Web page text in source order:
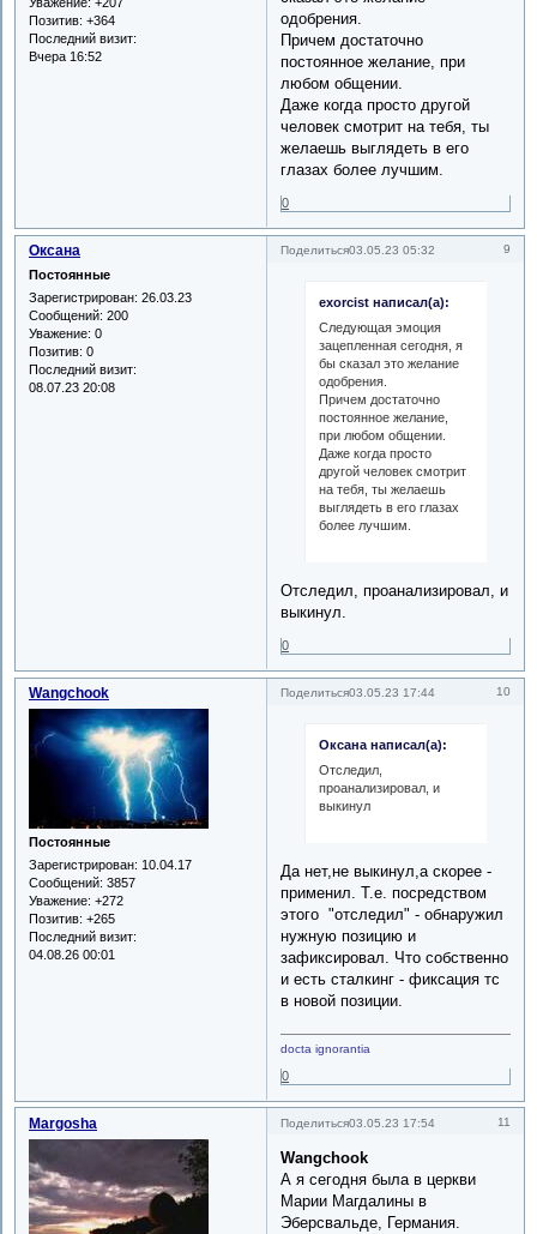
Позитив: +364
Последний визит:
Вчера 16:52
одобрения.
Причем достаточно
постоянное желание, при
любом общении.
Даже когда просто другой
человек смотрит на тебя, ты
желаешь выглядеть в его
глазах более лучшим.
0
Поделиться 9
03.05.23 05:32
Оксана
Постоянные
Зарегистрирован: 26.03.23
Сообщений: 200
Уважение: 0
Позитив: 0
Последний визит:
08.07.23 20:08
exorcist написал(а):
Следующая эмоция
зацепленная сегодня, я
бы сказал это желание
одобрения.
Причем достаточно
постоянное желание,
при любом общении.
Даже когда просто
другой человек смотрит
на тебя, ты желаешь
выглядеть в его глазах
более лучшим.
Отследил, проанализировал, и
выкинул.
0
Поделиться 10
03.05.23 17:44
Wangchook
Постоянные
Зарегистрирован: 10.04.17
Сообщений: 3857
Уважение: +272
Позитив: +265
Последний визит:
04.08.26 00:01
Оксана написал(а):
Отследил,
проанализировал, и
выкинул
Да нет,не выкинул,а скорее -
применил. Т.е. посредством
этого "отследил" - обнаружил
нужную позицию и
зафиксировал. Что собственно
и есть сталкинг - фиксация тс
в новой позиции.
docta ignorantia
0
Поделиться 11
03.05.23 17:54
Margosha
Wangchook
А я сегодня была в церкви
Марии Магдалины в
Эберсвальде, Германия.